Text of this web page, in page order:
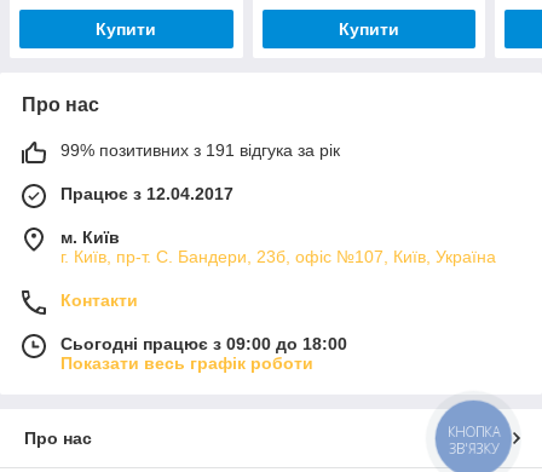
Купити Купити
Про нас
99% позитивних з 191 відгука за рік
Працює з 12.04.2017
м. Київ
г. Київ, пр-т. С. Бандери, 23б, офіс №107, Київ, Україна
Контакти
Сьогодні працює з 09:00 до 18:00
Показати весь графік роботи
Про нас
КНОПКА
ЗВ'ЯЗКУ